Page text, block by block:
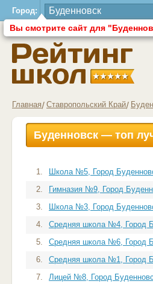
Город:
Вы смотрите сайт для
Главная Ставропольский Край
Буденновск — топ
1.
Школа №5, Город
2.
Гимназия №9, Город
3.
Школа №3, Город
4.
Средняя школа №4, Город
5.
Средняя школа №6, Город
6.
Средняя школа №1, Город
7.
Лицей №8, Город